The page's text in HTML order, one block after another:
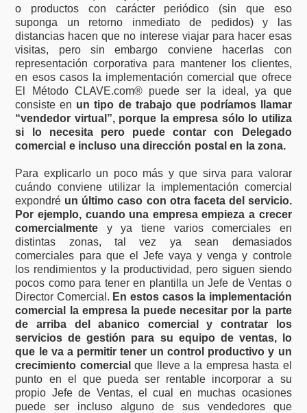
o productos con carácter periódico (sin que eso
suponga un retorno inmediato de pedidos) y las
distancias hacen que no interese viajar para hacer esas
visitas, pero sin embargo conviene hacerlas con
representación corporativa para mantener los clientes,
en esos casos la implementación comercial que ofrece
El Método CLAVE.com® puede ser la ideal, ya que
consiste en un tipo de trabajo que podríamos llamar
“vendedor virtual”, porque la empresa sólo lo utiliza
si lo necesita pero puede contar con Delegado
comercial e incluso una dirección postal en la zona.
Para explicarlo un poco más y que sirva para valorar
cuándo conviene utilizar la implementación comercial
expondré un último caso con otra faceta del servicio.
Por ejemplo, cuando una empresa empieza a crecer
comercialmente y ya tiene varios comerciales en
distintas zonas, tal vez ya sean demasiados
comerciales para que el Jefe vaya y venga y controle
los rendimientos y la productividad, pero siguen siendo
pocos como para tener en plantilla un Jefe de Ventas o
Director Comercial. En estos casos la implementación
comercial la empresa la puede necesitar por la parte
de arriba del abanico comercial y contratar los
servicios de gestión para su equipo de ventas, lo
que le va a permitir tener un control productivo y un
crecimiento comercial que lleve a la empresa hasta el
punto en el que pueda ser rentable incorporar a su
propio Jefe de Ventas, el cual en muchas ocasiones
puede ser incluso alguno de sus vendedores que